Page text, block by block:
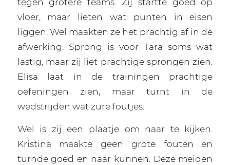
vloer, maar lieten wat punten in eisen
liggen. Wel maakten ze het prachtig af in de
afwerking. Sprong is voor Tara soms wat
lastig, maar zij liet prachtige sprongen zien.
Elisa laat in de trainingen prachtige
oefeningen zien, maar turnt in de
wedstrijden wat zure foutjes.
Wel is zij een plaatje om naar te kijken.
Kristina maakte geen grote fouten en
turnde goed en naar kunnen. Deze meiden